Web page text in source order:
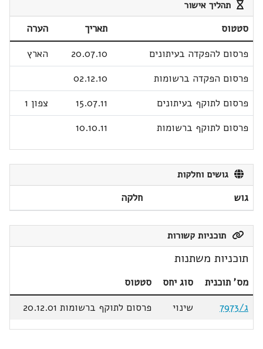
תהליך אישור
סטטוס תאריך
הערה
פרסום להפקדה בעיתונים
20.07.10
הארץ
פרסום הפקדה ברשומות
02.12.10
פרסום לתוקף בעיתונים
15.07.11
צפון 1
פרסום לתוקף ברשומות
10.10.11
גושים וחלקות
גוש חלקה
תוכניות קשורות
תוכניות משתנות
מס' תוכנית סוג יחס
סטטוס
ג/7973
שינוי פרסום לתוקף ברשומות 20.12.01